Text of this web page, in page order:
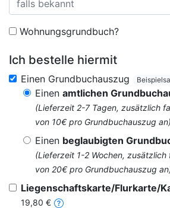
Wohnungsgrundbuch?
Ich bestelle hiermit
Einen Grundbuchauszug
Einen amtlichen
(Lieferzeit 2-7 Tagen, zusätzlich
von 10€ pro Grundbuchauszug an)
Einen beglaubigten
(Lieferzeit 1-2 Wochen,
von 20€ pro Grundbuchauszug
Liegenschaftskarte/Flurkarte/
19,80 €